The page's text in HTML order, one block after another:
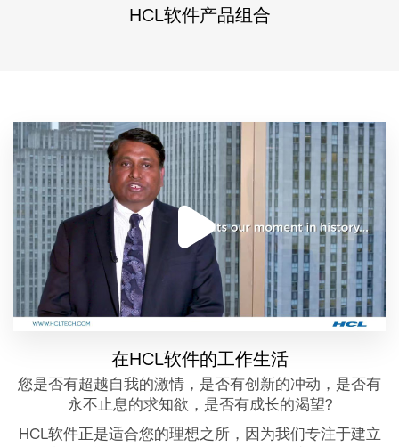
HCL软件产品组合
在HCL软件的工作生活
您是否有超越自我的激情，是否有创新的冲动，是否有
永不止息的求知欲，是否有成长的渴望?
HCL软件正是适合您的理想之所，因为我们专注于建立